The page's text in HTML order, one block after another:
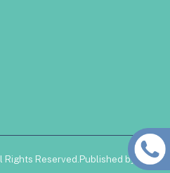
Rights Reserved.Published by